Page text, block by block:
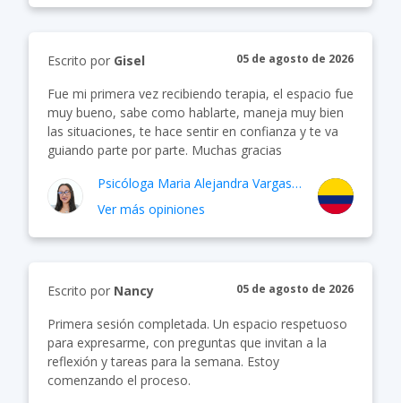
Escrito por Gisel 05 de agosto de 2026
Fue mi primera vez recibiendo terapia, el espacio fue
muy bueno, sabe como hablarte, maneja muy bien
las situaciones, te hace sentir en confianza y te va
guiando parte por parte. Muchas gracias
Psicóloga Maria Alejandra Vargas Murcia
Ver más opiniones
Escrito por Nancy 05 de agosto de 2026
Primera sesión completada. Un espacio respetuoso
para expresarme, con preguntas que invitan a la
reflexión y tareas para la semana. Estoy
comenzando el proceso.